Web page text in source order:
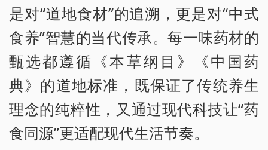
是对“道地食材”的追溯，更是对“中式
食养”智慧的当代传承。每一味药材的
甄选都遵循《本草纲目》《中国药
典》的道地标准，既保证了传统养生
理念的纯粹性，又通过现代科技让“药
食同源”更适配现代生活节奏。